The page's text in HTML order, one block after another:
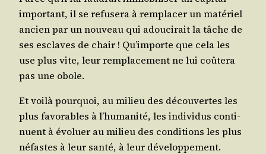
impor­tant, il se refu­se­ra à rem­pla­cer un maté­riel
ancien par un nou­veau qui adou­ci­rait la tâche de
ses esclaves de chair ! Qu’im­porte que cela les
use plus vite, leur rem­pla­ce­ment ne lui coû­te­ra
pas une obole.
Et voi­là pour­quoi, au milieu des décou­vertes les
plus favo­rables à l’hu­ma­ni­té, les indi­vi­dus conti­
nuent à évo­luer au milieu des condi­tions les plus
néfastes à leur san­té, à leur développement.